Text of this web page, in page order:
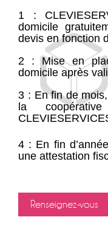
1 :
domicile
devis en fonction
2 : Mise en
domicile après
3 : En fin de
la
4 : En fin
une attestation
Renseignez-vous